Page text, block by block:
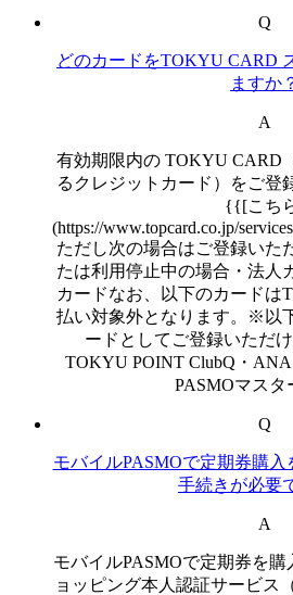
Q
どのカードをTOKYU CARD
ますか
A
有効期限内の TOKYU CARD
るクレジットカード）をご登
{{[こち
(https://www.topcard.co.jp/
ただし次の場合はご登録いた
たは利用停止中の場合・法人
カードなお、以下のカードは
払い対象外となります。※以
ードとしてご登録いただ
TOKYU POINT ClubQ・
PASMOマスタ
Q
モバイルPASMOで定期券購
手続きが必要
A
モバイルPASMOで定期券を
ョッピング本人認証サービス